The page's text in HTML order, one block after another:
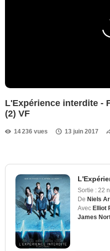
L'Expérience interdite -
(2) VF
14 236 vues 13 juin 2017
Sortie : 22
De Niels
Avec Elliot
James